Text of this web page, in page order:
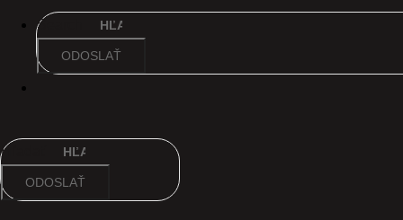
Search
ODOSLAŤ
Hľadať
ODOSLAŤ
André Rieu 2026 Letný koncert: Viva